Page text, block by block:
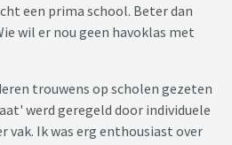
een prima school. Beter dan
wil er nou geen havoklas met
trouwens op scholen gezeten
werd geregeld door individuele
vak. Ik was erg enthousiast over